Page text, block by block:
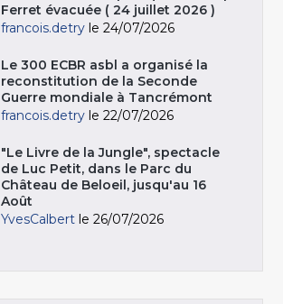
Ferret évacuée ( 24 juillet 2026 )
francois.detry le 24/07/2026
Le 300 ECBR asbl a organisé la
reconstitution de la Seconde
Guerre mondiale à Tancrémont
francois.detry le 22/07/2026
"Le Livre de la Jungle", spectacle
de Luc Petit, dans le Parc du
Château de Beloeil, jusqu'au 16
Août
YvesCalbert le 26/07/2026